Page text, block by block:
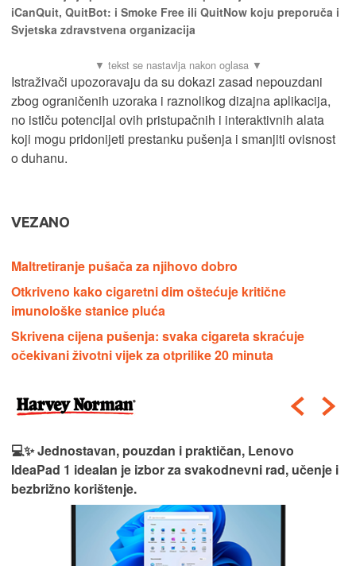
iCanQuit, QuitBot: i Smoke Free ili QuitNow koju preporuča i
Svjetska zdravstvena organizacija
Istraživači upozoravaju da su dokazi zasad nepouzdani
zbog ograničenih uzoraka i raznolikog dizajna aplikacija,
no ističu potencijal ovih pristupačnih i interaktivnih alata
koji mogu pridonijeti prestanku pušenja i smanjiti ovisnost
o duhanu.
VEZANO
Maltretiranje pušača za njihovo dobro
Otkriveno kako cigaretni dim oštećuje kritične
imunološke stanice pluća
Skrivena cijena pušenja: svaka cigareta skraćuje
očekivani životni vijek za otprilike 20 minuta
💻✨ Jednostavan, pouzdan i praktičan, Lenovo
IdeaPad 1 idealan je izbor za svakodnevni rad, učenje i
bezbrižno korištenje.